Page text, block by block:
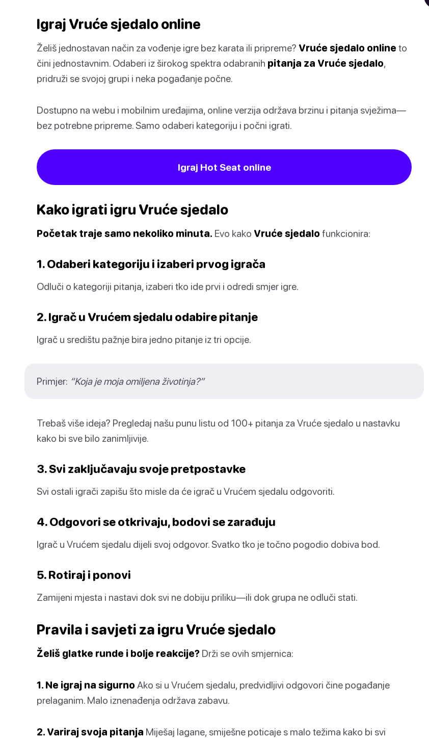
Igraj Vruće sjedalo online
Želiš jednostavan način za vođenje igre bez karata ili pripreme? Vruće sjedalo online to
čini jednostavnim. Odaberi iz širokog spektra odabranih pitanja za Vruće sjedalo,
pridruži se svojoj grupi i neka pogađanje počne.
Dostupno na webu i mobilnim uređajima, online verzija održava brzinu i pitanja svježima—
bez potrebne pripreme. Samo odaberi kategoriju i počni igrati.
Igraj Hot Seat online
Kako igrati igru Vruće sjedalo
Početak traje samo nekoliko minuta. Evo kako Vruće sjedalofunkcionira:
1. Odaberi kategoriju i izaberi prvog igrača
Odluči o kategoriji pitanja, izaberi tko ide prvi i odredi smjer igre.
2. Igrač u Vrućem sjedalu odabire pitanje
Igrač u središtu pažnje bira jedno pitanje iz tri opcije.
Primjer: “Koja je moja omiljena životinja?”
Trebaš više ideja? Pregledaj našu punu listu od 100+ pitanja za Vruće sjedalo u nastavku
kako bi sve bilo zanimljivije.
3. Svi zaključavaju svoje pretpostavke
Svi ostali igrači zapišu što misle da će igrač u Vrućem sjedalu odgovoriti.
4. Odgovori se otkrivaju, bodovi se zarađuju
Igrač u Vrućem sjedalu dijeli svoj odgovor. Svatko tko je točno pogodio dobiva bod.
5. Rotiraj i ponovi
Zamijeni mjesta i nastavi dok svi ne dobiju priliku—ili dok grupa ne odluči stati.
Pravila i savjeti za igru Vruće sjedalo
Želiš glatke runde i bolje reakcije? Drži se ovih smjernica:
1. Ne igraj na sigurnoAko si u Vrućem sjedalu, predvidljivi odgovori čine pogađanje
prelaganim. Malo iznenađenja održava zabavu.
2. Variraj svoja pitanja Miješaj lagane, smiješne poticaje s malo težima kako bi svi